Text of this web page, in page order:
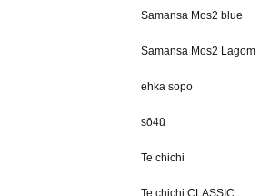
Samansa Mos2 blue
Samansa Mos2 Lagom
ehka sopo
sō4ū
Te chichi
Te chichi CLASSIC